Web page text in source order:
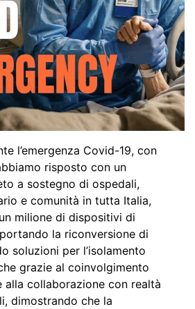
l’emergenza Covid-19, con
risposto con un
a sostegno di ospedali,
e comunità in tutta Italia,
milione di dispositivi di
la riconversione di
soluzioni per l’isolamento
grazie al coinvolgimento
alla collaborazione con realtà
dimostrando che la